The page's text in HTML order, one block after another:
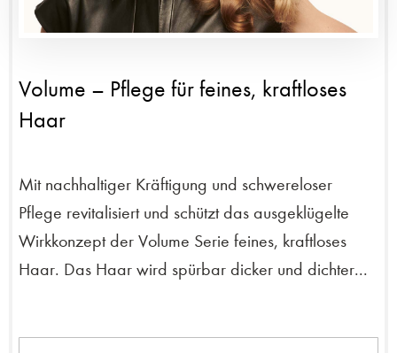
Volume – Pflege für feines, kraftloses
Haar
Mit nachhaltiger Kräftigung und schwereloser
Pflege revitalisiert und schützt das ausgeklügelte
Wirkkonzept der Volume Serie feines, kraftloses
Haar. Das Haar wird spürbar dicker und dichter...